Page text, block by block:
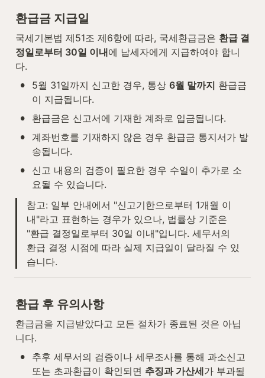
환급금 지급일
국세기본법 제51조 제6항에 따라, 국세환급금은 환급 결
정일로부터 30일 이내에 납세자에게 지급하여야 합니
다.
• 5월 31일까지 신고한 경우, 통상 6월 말까지 환급금
이 지급됩니다.
• 환급금은 신고서에 기재한 계좌로 입금됩니다.
•
계좌번호를 기재하지 않은 경우 환급금 통지서가 발
송됩니다.
•
신고 내용의 검증이 필요한 경우 수일이 추가로 소
요될 수 있습니다.
참고: 일부 안내에서 "신고기한으로부터 1개월 이
내"라고 표현하는 경우가 있으나, 법률상 기준은
"환급 결정일로부터 30일 이내"입니다. 세무서의
환급 결정 시점에 따라 실제 지급일이 달라질 수 있
습니다.
환급 후 유의사항
환급금을 지급받았다고 모든 절차가 종료된 것은 아닙
니다.
•
추후 세무서의 검증이나 세무조사를 통해 과소신고
또는 초과환급이 확인되면 추징과 가산세가 부과될